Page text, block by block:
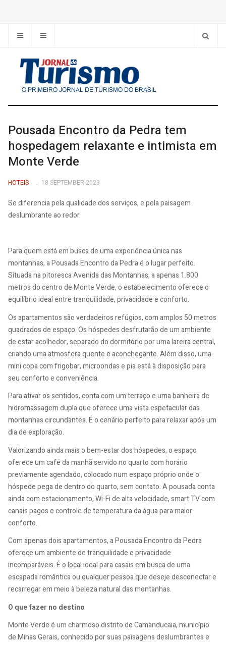
Pousada Encontro da Pedra tem
hospedagem relaxante e intimista em
Monte Verde
HOTEIS 18 SEPTEMBER 2023
Se diferencia pela qualidade dos serviços, e pela paisagem
deslumbrante ao redor
Para quem está em busca de uma experiência única nas
montanhas, a Pousada Encontro da Pedra é o lugar perfeito.
Situada na pitoresca Avenida das Montanhas, a apenas 1.800
metros do centro de Monte Verde, o estabelecimento oferece o
equilíbrio ideal entre tranquilidade, privacidade e conforto.
Os apartamentos são verdadeiros refúgios, com amplos 50 metros
quadrados de espaço. Os hóspedes desfrutarão de um ambiente
de estar acolhedor, separado do dormitório por uma lareira central,
criando uma atmosfera quente e aconchegante. Além disso, uma
mini copa com frigobar, microondas e pia está à disposição para
seu conforto e conveniência.
Para ativar os sentidos, conta com um terraço e uma banheira de
hidromassagem dupla que oferece uma vista espetacular das
montanhas circundantes. É o cenário perfeito para relaxar após um
dia de exploração.
Valorizando ainda mais o bem-estar dos hóspedes, o espaço
oferece um café da manhã servido no quarto com horário
previamente agendado, colocado num espaço próprio onde o
hóspede pega de dentro do quarto, sem contato. A pousada conta
ainda com estacionamento, Wi-Fi de alta velocidade, smart TV com
canais pagos e controle de temperatura da água para maior
conforto.
Com apenas dois apartamentos, a Pousada Encontro da Pedra
oferece um ambiente de tranquilidade e privacidade
incomparáveis. É o local ideal para casais em busca de uma
escapada romântica ou qualquer pessoa que deseje desconectar e
recarregar em meio à beleza natural das montanhas.
O que fazer no destino
Monte Verde é um charmoso distrito de Camanducaia, município
de Minas Gerais, conhecido por suas paisagens deslumbrantes e